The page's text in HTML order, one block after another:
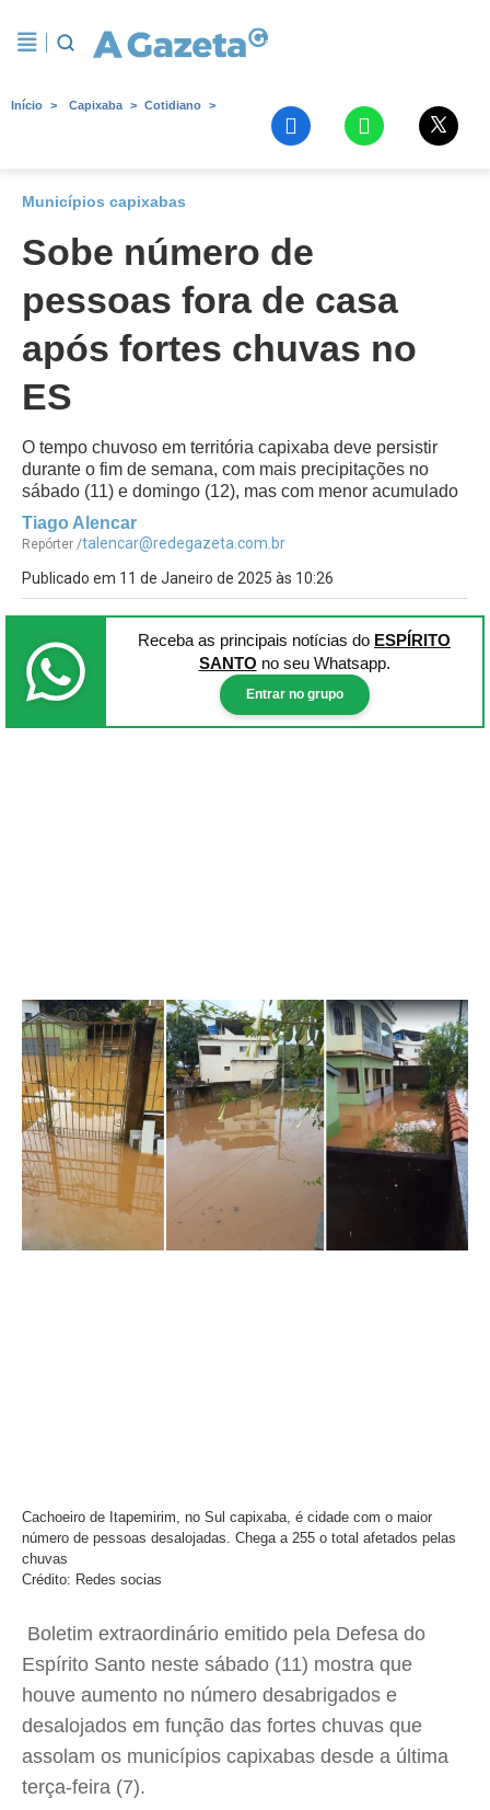
Início Capixaba Cotidiano
Municípios capixabas
Sobe número de
pessoas fora de casa
após fortes chuvas no
ES
O tempo chuvoso em territória capixaba deve persistir
durante o fim de semana, com mais precipitações no
sábado (11) e domingo (12), mas com menor acumulado
Tiago Alencar
Repórter /talencar@redegazeta.com.br
Publicado em 11 de Janeiro de 2025 às 10:26
Receba as principais notícias do ESPÍRITO
SANTO no seu Whatsapp.
Entrar no grupo
Cachoeiro de Itapemirim, no Sul capixaba, é cidade com o maior
número de pessoas desalojadas. Chega a 255 o total afetados pelas
chuvas
Crédito: Redes socias
Boletim extraordinário emitido pela Defesa do
Espírito Santo neste sábado (11) mostra que
houve aumento no número desabrigados e
desalojados em função das fortes chuvas que
assolam os municípios capixabas desde a última
terça-feira (7).